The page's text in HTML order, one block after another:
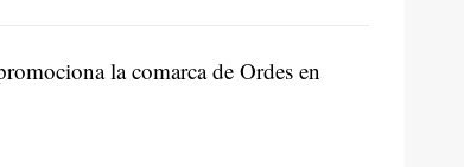
la comarca de Ordes en